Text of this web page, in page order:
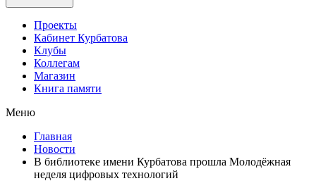
Проекты
Кабинет Курбатова
Клубы
Коллегам
Магазин
Книга памяти
Меню
Главная
Новости
В библиотеке имени Курбатова прошла Молодёжная
неделя цифровых технологий